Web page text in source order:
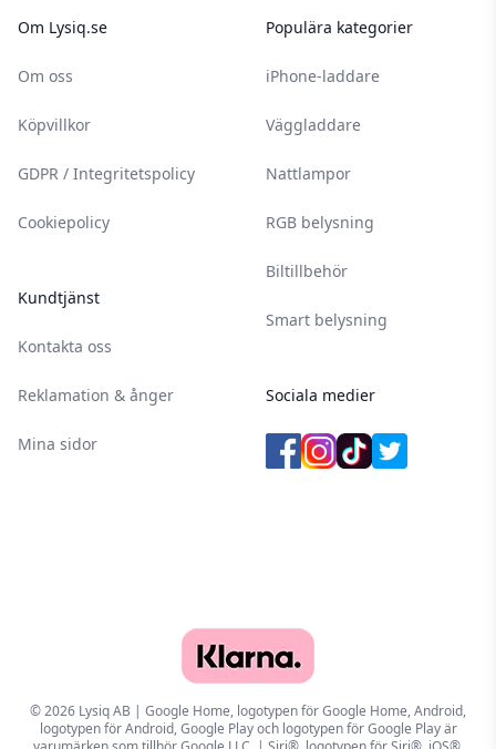
Om Lysiq.se
Om oss
Köpvillkor
GDPR / Integritetspolicy
Cookiepolicy
Kundtjänst
Kontakta oss
Reklamation & ånger
Mina sidor
Populära kategorier
iPhone-laddare
Väggladdare
Nattlampor
RGB belysning
Biltillbehör
Smart belysning
Sociala medier
© 2026 Lysiq AB | Google Home, logotypen för Google Home, Android,
logotypen för Android, Google Play och logotypen för Google Play är